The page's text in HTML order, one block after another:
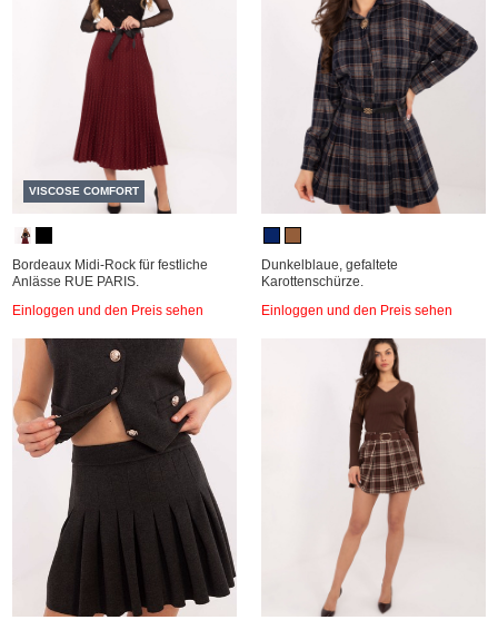
VISCOSE COMFORT
Bordeaux Midi-Rock für festliche
Anlässe RUE PARIS.
Einloggen und den Preis sehen
Dunkelblaue, gefaltete
Karottenschürze.
Einloggen und den Preis sehen